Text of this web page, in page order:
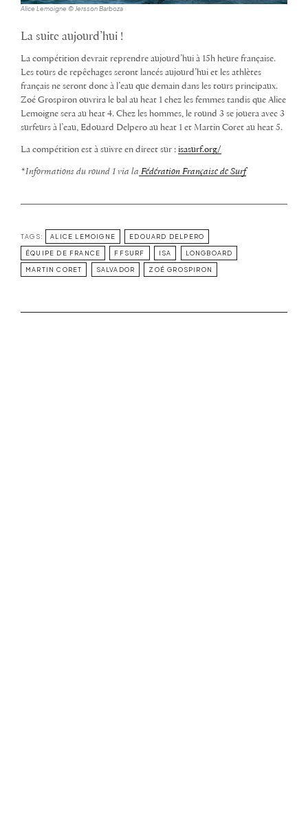
Alice Lemoigne © Jersson Barboza
La suite aujourd’hui !
La compétition devrait reprendre aujourd’hui à 15h heure française.
Les tours de repêchages seront lancés aujourd’hui et les athlètes
français ne seront donc à l’eau que demain dans les tours principaux.
Zoé Grospiron ouvrira le bal au heat 1 chez les femmes tandis que Alice
Lemoigne sera au heat 4. Chez les hommes, le round 3 se jouera avec 3
surfeurs à l’eau, Edouard Delpero au heat 1 et Martin Coret au heat 5.
La compétition est à suivre en direct sur : isasurf.org/
*Informations du round 1 via la Fédération Française de Surf
TAGS: ALICE LEMOIGNE EDOUARD DELPERO
ÉQUIPE DE FRANCE FFSURF ISA LONGBOARD
MARTIN CORET SALVADOR ZOÉ GROSPIRON